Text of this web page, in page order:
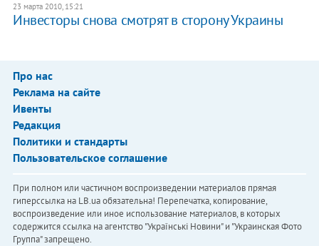
23 марта 2010, 15:21
Инвесторы снова смотрят в сторону Украины
Про нас
Реклама на сайте
Ивенты
Редакция
Политики и стандарты
Пользовательское соглашение
При полном или частичном воспроизведении материалов прямая
гиперссылка на LB.ua обязательна! Перепечатка, копирование,
воспроизведение или иное использование материалов, в которых
содержится ссылка на агентство "Українськi Новини" и "Украинская Фото
Группа" запрещено.